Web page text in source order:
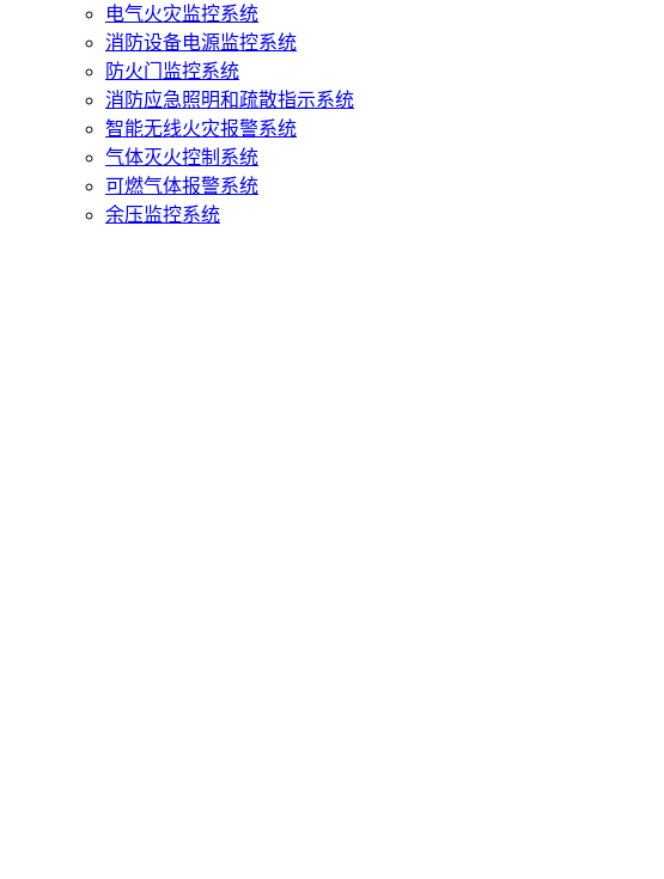
电气火灾监控系统
消防设备电源监控系统
防火门监控系统
消防应急照明和疏散指示系统
智能无线火灾报警系统
气体灭火控制系统
可燃气体报警系统
余压监控系统